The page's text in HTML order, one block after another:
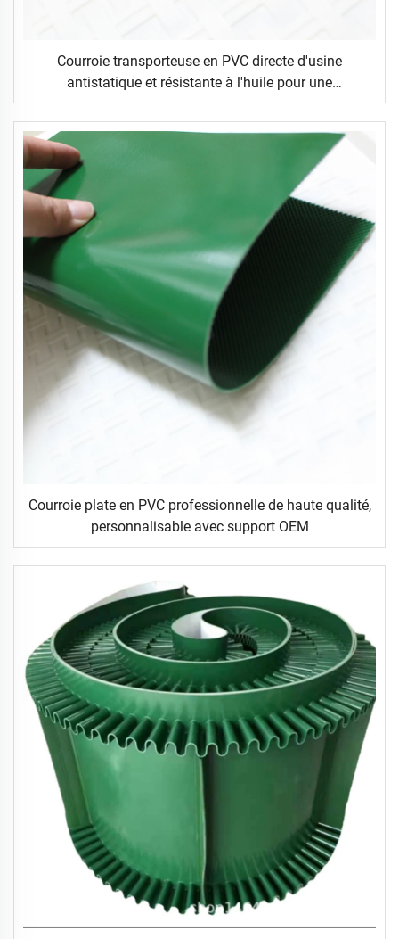
Courroie transporteuse en PVC directe d'usine
antistatique et résistante à l'huile pour une
manipulation sécurisée dans les industries chimiques
et de restauration
Courroie plate en PVC professionnelle de haute qualité,
personnalisable avec support OEM